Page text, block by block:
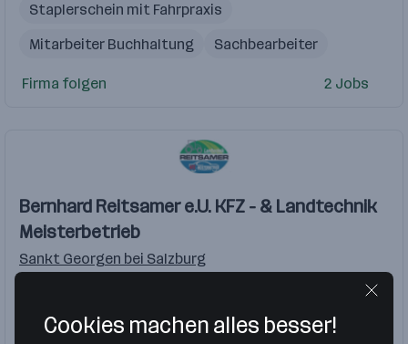
Staplerschein mit Fahrpraxis
Mitarbeiter Buchhaltung
Sachbearbeiter
Mitarbeiter Produktion
MS Office
Firma folgen 2 Jobs
Bernhard Reitsamer e.U. KFZ - & Landtechnik
Meisterbetrieb
Sankt Georgen bei Salzburg
Landmaschinentechniker
Cookies machen alles besser!